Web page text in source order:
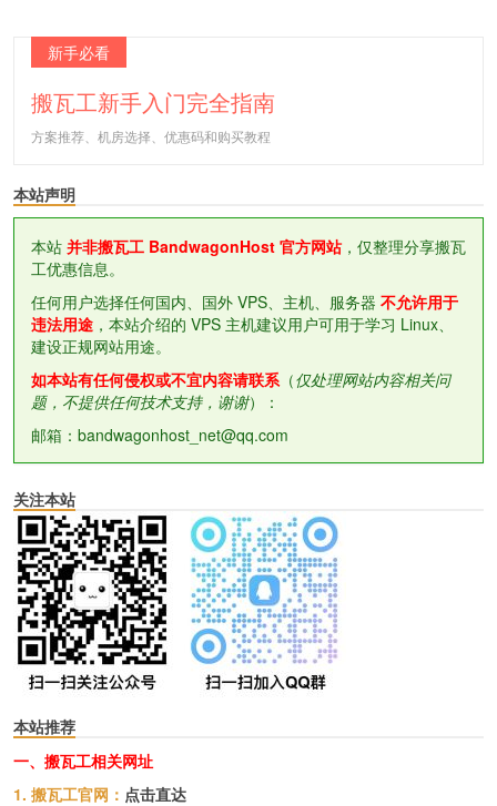
新手必看
搬瓦工新手入门完全指南
方案推荐、机房选择、优惠码和购买教程
本站声明
本站 并非搬瓦工 BandwagonHost 官方网站，仅整理分享搬瓦
工优惠信息。
任何用户选择任何国内、国外 VPS、主机、服务器 不允许用于
违法用途 ，本站介绍的 VPS 主机建议用户可用于学习 Linux、
建设正规网站用途。
如本站有任何侵权或不宜内容请联系（仅处理网站内容相关问
题，不提供任何技术支持，谢谢）：
邮箱：bandwagonhost_net@qq.com
关注本站
本站推荐
一、搬瓦工相关网址
1. 搬瓦工官网： 点击直达